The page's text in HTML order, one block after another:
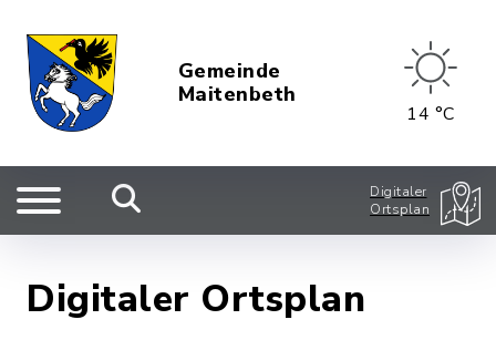
Gemeinde
Maitenbeth
14 °C
Digitaler
Ortsplan
Digitaler Ortsplan